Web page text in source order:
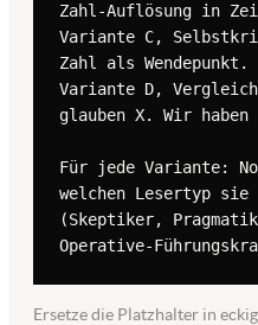
Zahl-Auflösung in
Variante C,
Zahl als Wendepunkt.
Variante D,
glauben X. Wir
Für jede Variante:
welchen Lesertyp sie
(Skeptiker,
Operative-
Ersetze die Platzhalter in